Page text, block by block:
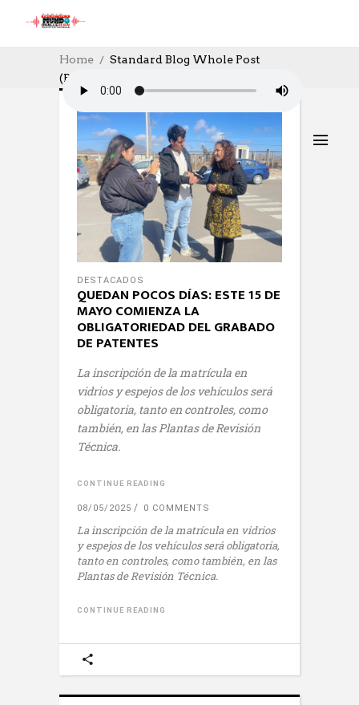
Home
Standard Blog Whole Post
(Page 68)
DESTACADOS
QUEDAN POCOS DÍAS: ESTE 15 DE
MAYO COMIENZA LA
OBLIGATORIEDAD DEL GRABADO
DE PATENTES
Lainscripción de la matrícula en
vidrios y espejos de los vehículos será
obligatoria, tanto en controles, como
también, en las Plantas de Revisión
Técnica.
CONTINUE READING
08/05/2025 0 COMMENTS
Lainscripción de la matrícula en vidrios
y espejos de los vehículos será obligatoria,
tanto en controles, como también, en las
Plantas de Revisión Técnica.
CONTINUE READING